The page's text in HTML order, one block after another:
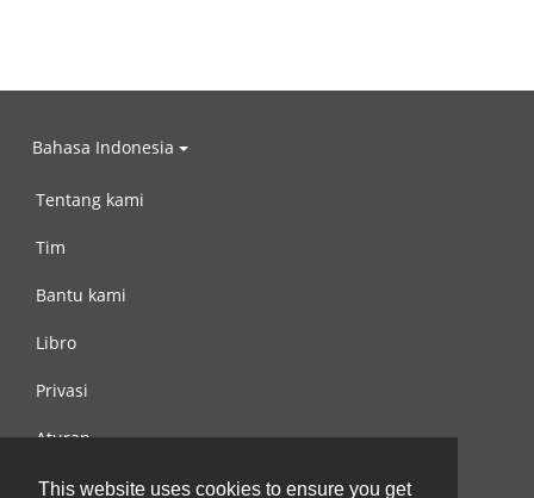
This website uses cookies to ensure you get
Bahasa Indonesia
Tentang kami
Tim
Bantu kami
Libro
Privasi
Aturan
Hubungi kami